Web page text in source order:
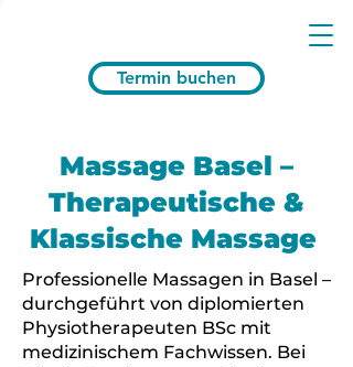
Termin buchen
Massage Basel –
Therapeutische &
Klassische Massage
Professionelle Massagen in Basel –
durchgeführt von diplomierten
Physiotherapeuten BSc mit
medizinischem Fachwissen. Bei